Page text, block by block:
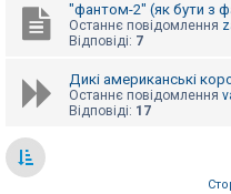
"фантом-2" (як бути з
Останнє повідомлення
Відповіді: 7
Дикі американські
Останнє повідомлення
Відповіді: 17